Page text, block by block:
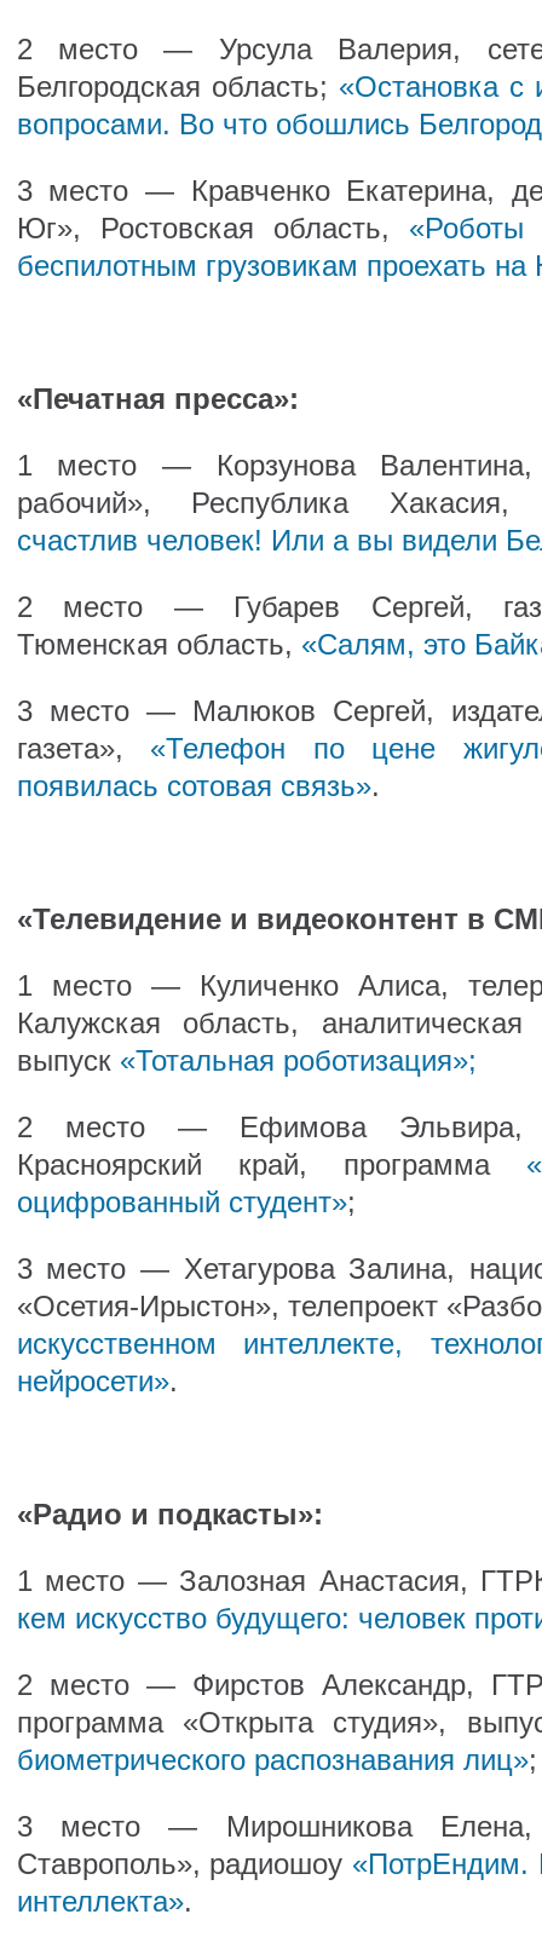
2 место — Урсула Валерия,
Белгородская область; «Остановка с
вопросами. Во что обошлись
3 место — Кравченко Екатерина,
Юг», Ростовская область,
беспилотным грузовикам проехать на
«Печатная пресса»:
1 место — Корзунова Валентина,
рабочий», Республика
счастлив человек! Или а вы видели
2 место — Губарев Сергей,
Тюменская область, «Салям, это
3 место — Малюков Сергей,
газета», «Телефон по цене
появилась сотовая связь».
«Телевидение и видеоконтент в
1 место — Куличенко Алиса,
Калужская область,
выпуск «Тотальная роботизация»;
2 место — Ефимова Эльвира,
Красноярский край, программа
оцифрованный студент»;
3 место — Хетагурова Залина,
«Осетия-Ирыстон», телепроект
искусственном интеллекте,
нейросети».
«Радио и подкасты»:
1 место — Залозная Анастасия,
кем искусство будущего: человек
2 место — Фирстов Александр,
программа «Открыта студия»,
биометрического распознавания лиц»;
3 место — Мирошникова Елена,
Ставрополь», радиошоу «ПотрЕндим.
интеллекта».